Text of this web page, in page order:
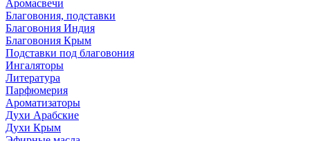
Аромасвечи
Благовония, подставки
Благовония Индия
Благовония Крым
Подставки под благовония
Ингаляторы
Литература
Парфюмерия
Ароматизаторы
Духи Арабские
Духи Крым